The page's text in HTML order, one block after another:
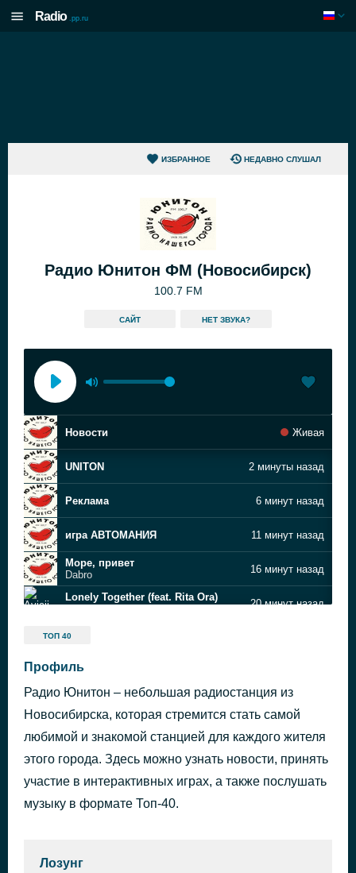
Radio .pp.ru
ИЗБРАННОЕ НЕДАВНО СЛУШАЛ
Радио Юнитон ФМ (Новосибирск)
100.7 FM
САЙТ HЕТ ЗВУКА?
Новости Живая
UNITON 2 минуты назад
Реклама 6 минут назад
игра АВТОМАНИЯ 11 минут назад
Море, привет
Dabro
16 минут назад
Lonely Together (feat. Rita Ora)
20 минут назад
You Are Not Alone
Ты Помнишь
КРАЙМБРЕРИ МАРИ
Реклама 38 минут назад
ТОП 40
Профиль
Радио Юнитон – небольшая радиостанция из
Новосибирска, которая стремится стать самой
любимой и знакомой станцией для каждого жителя
этого города. Здесь можно узнать новости, принять
участие в интерактивных играх, а также послушать
музыку в формате Топ-40.
Лозунг